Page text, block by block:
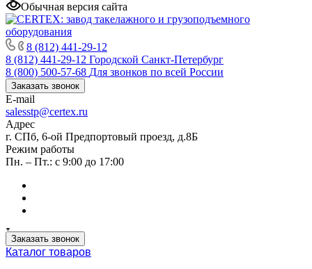
Обычная версия сайта
8 (812) 441-29-12
8 (812) 441-29-12 Городской Санкт-Петербург
8 (800) 500-57-68 Для звонков по всей России
Заказать звонок
E-mail
salesstp@certex.ru
Адрес
г. СПб, 6-ой Предпортовый проезд, д.8Б
Режим работы
Пн. – Пт.: с 9:00 до 17:00
Заказать звонок
Каталог товаров